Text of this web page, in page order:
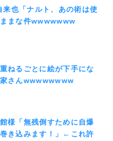
来也「ナルト、あの術は使
まな件wwwwwww
ねるごとに絵が下手にな
さんwwwwwwww
様「無残倒すために自爆
き込みます！」←これ許